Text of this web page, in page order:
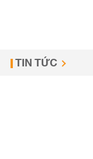
TIN TỨC